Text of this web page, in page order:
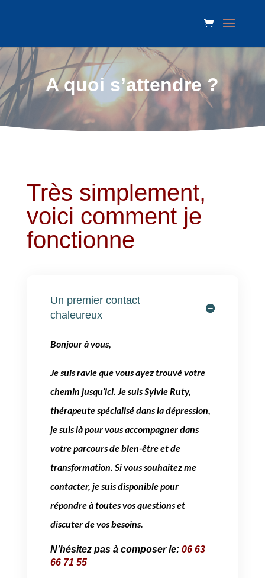
A quoi s’attendre ?
Très simplement,
voici comment je
fonctionne
Un premier contact
chaleureux
Bonjourà vous,
Je suis ravie que vous ayez trouvé votre
chemin jusqu’ici. Je suis Sylvie Ruty,
thérapeute spécialisé dans la dépression,
je suis là pour vous accompagner dans
votre parcours de bien-être et de
transformation. Si vous souhaitez me
contacter, je suis disponible pour
répondre à toutes vos questions et
discuter de vos besoins.
N’hésitez pas à composer le: 06 63
66 71 55